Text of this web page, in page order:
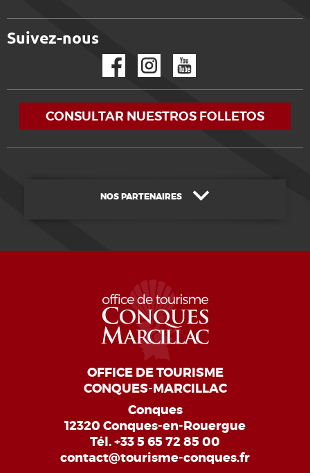
Suivez-nous
CONSULTAR NUESTROS FOLLETOS
NOS PARTENAIRES
OFFICE DE TOURISME
CONQUES-MARCILLAC
Conques
12320 Conques-en-Rouergue
Tél.+33 5 65 72 85 00
contact@tourisme-conques.fr